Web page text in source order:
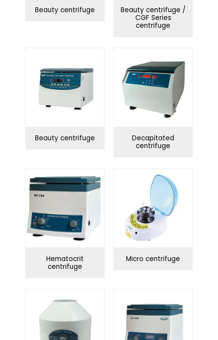
Distillateur d'eau
Série Corner
Contrôle des infections
Beauty centrifuge
Beauty centrifuge /
CGF Series
centrifuge
Beauty centrifuge
Decapitated
centrifuge
Hematocrit
centrifuge
Micro centrifuge